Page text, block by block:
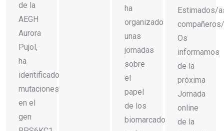
de la
AEGH
Aurora
Pujol,
ha
identificado
mutaciones
en el
gen
ha
organizado
unas
jornadas
sobre
el
papel
de los
biomarcadores
Estimados/
Os
informamos
de la
próxima
Jornada
online
de la